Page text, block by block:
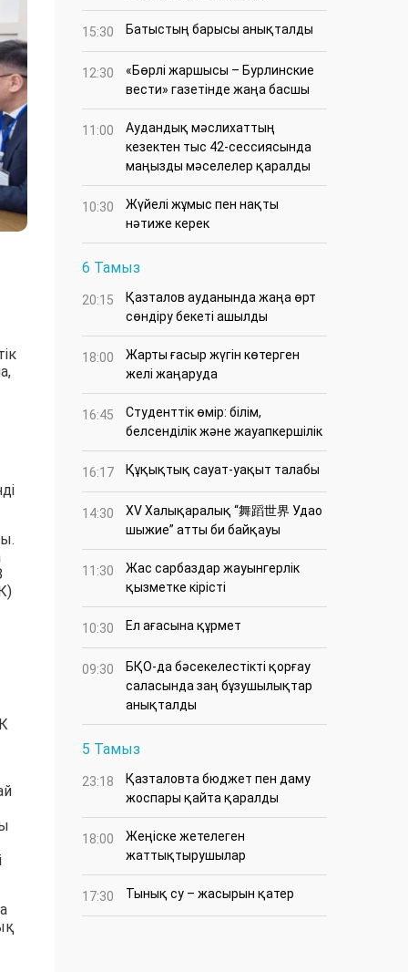
15:30 Батыстың барысы анықталды
12:30
«Бөрлі жаршысы – Бурлинские
вести» газетінде жаңа басшы
11:00
Аудандық мәслихаттың
кезектен тыс 42-сессиясында
маңызды мәселелер қаралды
10:30
Жүйелі жұмыс пен нақты
нәтиже керек
6 Тамыз
20:15
Қазталов ауданында жаңа өрт
сөндіру бекеті ашылды
18:00
Жарты ғасыр жүгін көтерген
желі жаңаруда
16:45
Студенттік өмір: білім,
белсенділік және жауапкершілік
16:17 Құқықтық сауат-уақыт талабы
14:30
XV Халықаралық “舞蹈世界 Удао
шыжие” атты би байқауы
11:30
Жас сарбаздар жауынгерлік
қызметке кірісті
10:30 Ел ағасына құрмет
09:30
БҚО-да бәсекелестікті қорғау
саласында заң бұзушылықтар
анықталды
5 Тамыз
23:18
Қазталовта бюджет пен даму
жоспары қайта қаралды
18:00
Жеңіске жетелеген
жаттықтырушылар
17:30 Тынық су – жасырын қатер